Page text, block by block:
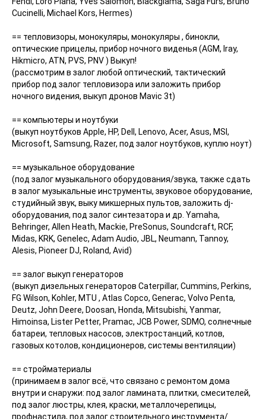
Cucinelli, Michael Kors, Hermes)
== тепловизоры, монокуляры, монокуляры , бинокли,
оптические прицелы, прибор ночного виденья (AGM, Iray,
Hikmicro, ATN, PVS, PNV ) Выкуп!
(рассмотрим в залог любой оптический, тактический
прибор под залог тепловизора или заложить прибор
ночного видения, выкуп дронов Mavic 3t)
== компьютеры и ноутбуки
(выкуп ноутбуков Apple, HP, Dell, Lenovo, Acer, Asus, MSI,
Microsoft, Samsung, Razer, под залог ноутбуков, куплю ноут)
== музыкальное оборудование
(под залог музыкального оборудования/звука, также сдать
в залог музыкальные инструменты, звуковое оборудование,
студийный звук, выку микшерных пультов, заложить dj-
оборудования, под залог синтезатора и др. Yamaha,
Behringer, Allen Heath, Mackie, PreSonus, Soundcraft, RCF,
Midas, KRK, Genelec, Adam Audio, JBL, Neumann, Tannoy,
Alesis, Pioneer DJ, Roland, Avid)
== залог выкуп генераторов
(выкуп дизельных генераторов Caterpillar, Cummins, Perkins,
FG Wilson, Kohler, MTU , Atlas Copco, Generac, Volvo Penta,
Deutz, John Deere, Doosan, Honda, Mitsubishi, Yanmar,
Himoinsa, Lister Petter, Pramac, JCB Power, SDMO, солнечные
батареи, тепловых насосов, электростанций, котлов,
газовых котолов, кондиционеров, системы вентиляции)
== стройматериалы
(принимаем в залог всё, что связано с ремонтом дома
внутри и снаружи: под залог ламината, плитки, смесителей,
под залог люстры, клея, краски, металлочерепицы,
профнастила, под залог строительного инструмента/